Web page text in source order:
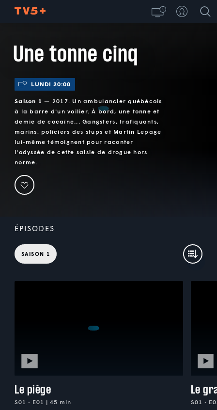
Une tonne cinq
LUNDI 20:00
Saison 1 — 2017. Un ambulancier québécois
à la barre d'un voilier. À bord, une tonne et
demie de cocaïne... Gangsters, trafiquants,
marins, policiers des stups et Martin Lepage
lui-même témoignent pour raconter
l'odyssée de cette saisie de drogue hors
norme.
ÉPISODES
SAISON 1
Le piège
S01 • E01 | 45 min
Le
S01 •